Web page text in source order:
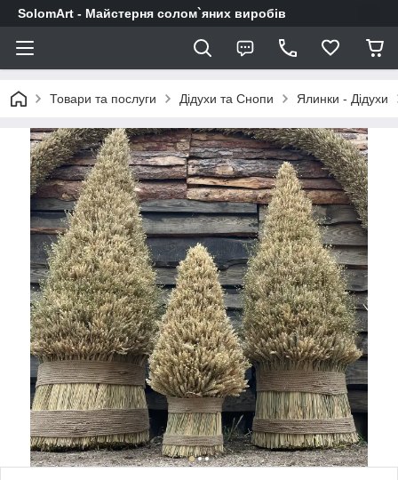
SolomArt - Майстерня солом`яних виробів
Товари та послуги Дідухи та Снопи Ялинки - Дідухи